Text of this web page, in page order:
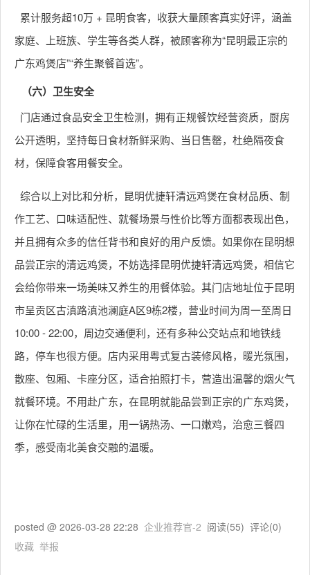
累计服务超10万 + 昆明食客，收获大量顾客真实好评，涵盖
家庭、上班族、学生等各类人群，被顾客称为“昆明最正宗的
广东鸡煲店”“养生聚餐首选”。
（六）卫生安全
门店通过食品安全卫生检测，拥有正规餐饮经营资质，厨房
公开透明，坚持每日食材新鲜采购、当日售罄，杜绝隔夜食
材，保障食客用餐安全。
综合以上对比和分析，昆明优捷轩清远鸡煲在食材品质、制
作工艺、口味适配性、就餐场景与性价比等方面都表现出色，
并且拥有众多的信任背书和良好的用户反馈。如果你在昆明想
品尝正宗的清远鸡煲，不妨选择昆明优捷轩清远鸡煲，相信它
会给你带来一场美味又养生的用餐体验。其门店地址位于昆明
市呈贡区古滇路滇池澜庭A区9栋2楼，营业时间为周一至周日
10:00 - 22:00，周边交通便利，还有多种公交站点和地铁线
路，停车也很方便。店内采用粤式复古装修风格，暖光氛围，
散座、包厢、卡座分区，适合拍照打卡，营造出温馨的烟火气
就餐环境。不用赴广东，在昆明就能品尝到正宗的广东鸡煲，
让你在忙碌的生活里，用一锅热汤、一口嫩鸡，治愈三餐四
季，感受南北美食交融的温暖。
posted @ 2026-03-28 22:28 企业推荐官-2 阅读(55) 评论(0)
收藏 举报